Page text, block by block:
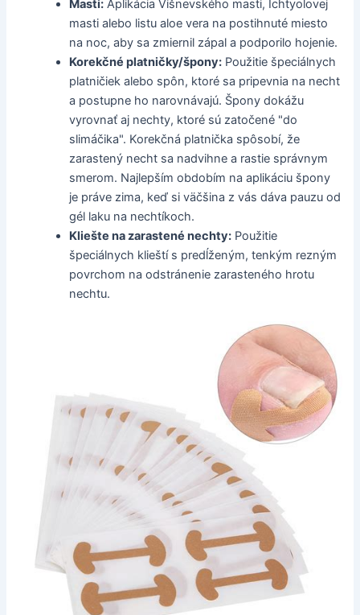
Masti: Aplikácia Višnevského masti, Ichtyolovej
masti alebo listu aloe vera na postihnuté miesto
na noc, aby sa zmiernil zápal a podporilo hojenie.
Korekčné platničky/špony: Použitie špeciálnych
platničiek alebo spôn, ktoré sa pripevnia na necht
a postupne ho narovnávajú. Špony dokážu
vyrovnať aj nechty, ktoré sú zatočené "do
slimáčika". Korekčná platnička spôsobí, že
zarastený necht sa nadvihne a rastie správnym
smerom. Najlepším obdobím na aplikáciu špony
je práve zima, keď si väčšina z vás dáva pauzu od
gél laku na nechtíkoch.
Kliešte na zarastené nechty: Použitie
špeciálnych klieští s predĺženým, tenkým rezným
povrchom na odstránenie zarasteného hrotu
nechtu.